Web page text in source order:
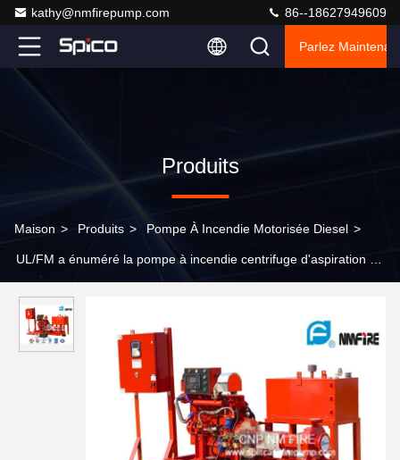
kathy@nmfirepump.com 86--18627949609
Parlez
Produits
Maison > Produits > Pompe À Incendie Motorisée Diesel >
UL/FM a énuméré la pompe à incendie centrifuge d'aspiration de